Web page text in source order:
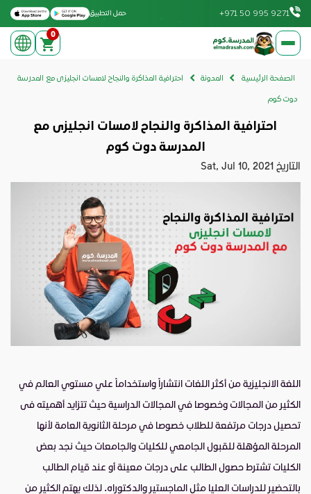
Download on the Apple App Store
Get it on Google Play
حمل التطبيق +971 50 995 9271
elmadrasah.com home
0
الصفحة الرئيسية المدونة احترافية المذاكرة والنجاح لامسات انجليزى مع المدرسة
دوت كوم
احترافية المذاكرة والنجاح لامسات انجليزى مع
المدرسة دوت كوم
التاريخ Sat, Jul 10, 2021
اللغة الانجليزية من أكثر اللغات انتشاراً واستخداماً علي مستوي العالم في
الكثير من المجالات وخصوصا في المجالات الدراسية حيث تتزايد أهميته فى
تحصيل درجات مرتفعة للطلاب خصوصا في مرحلة الثانوية العامة لأنها
المرحلة المؤهلة للقبول الجامعي للكليات والجامعات حيث نجد بعض
الكليات تشترط حصول الطالب على درجات معينة أو عند قيام الطالب
بالتحضير للدراسات العليا مثل الماجستير والدكتوراه. لذلك يهتم الكثير من